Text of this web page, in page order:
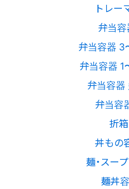
トレー
弁当容
弁当容器 3
弁当容器 1
弁当容器
弁当容
折箱
丼もの
麺・スープ
麺丼容